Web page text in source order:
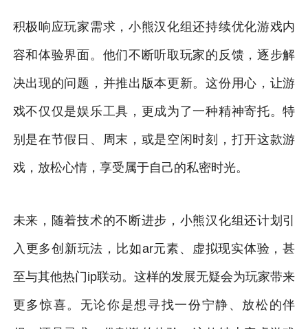
积极响应玩家需求，小熊汉化组还持续优化游戏内
容和体验界面。他们不断听取玩家的反馈，逐步解
决出现的问题，并推出版本更新。这份用心，让游
戏不仅仅是娱乐工具，更成为了一种精神寄托。特
别是在节假日、周末，或是空闲时刻，打开这款游
戏，放松心情，享受属于自己的私密时光。
未来，随着技术的不断进步，小熊汉化组还计划引
入更多创新玩法，比如ar元素、虚拟现实体验，甚
至与其他热门ip联动。这样的发展无疑会为玩家带来
更多惊喜。无论你是想寻找一份宁静、放松的伴